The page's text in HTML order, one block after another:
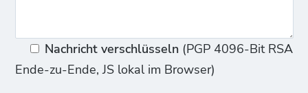
Nachricht verschlüsseln(PGP 4096-Bit RSA
Ende-zu-Ende, JS lokal im Browser)